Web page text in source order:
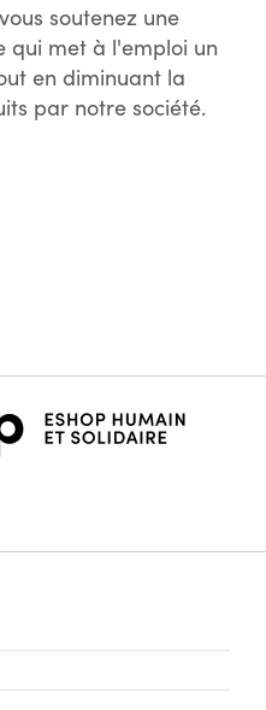
soutenez une
qui met à l'emploi un
en diminuant la
par notre société.